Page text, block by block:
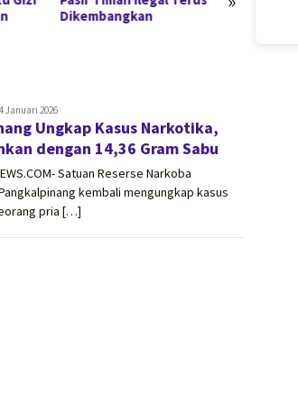
Dikembangkan
4 Januari 2026
Ungkap Kasus Narkotika,
dengan 14,36 Gram Sabu
Satuan Reserse Narkoba
kembali mengungkap kasus
pria […]